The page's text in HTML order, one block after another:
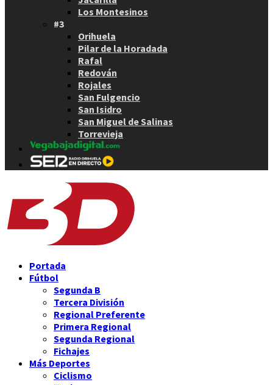
Los Montesinos
#3
Orihuela
Pilar de la Horadada
Rafal
Redován
Rojales
San Fulgencio
San Isidro
San Miguel de Salinas
Torrevieja
Portada
Fútbol
Segunda B
Tercera División
Regional Preferente
Primera Regional
Segunda Regional
Fichajes
Más Deportes
Ciclismo